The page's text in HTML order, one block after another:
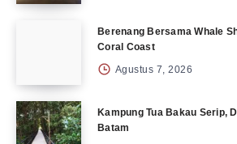
Berenang Bersama Whale
Coral Coast
Agustus 7, 2026
Kampung Tua Bakau Serip,
Batam